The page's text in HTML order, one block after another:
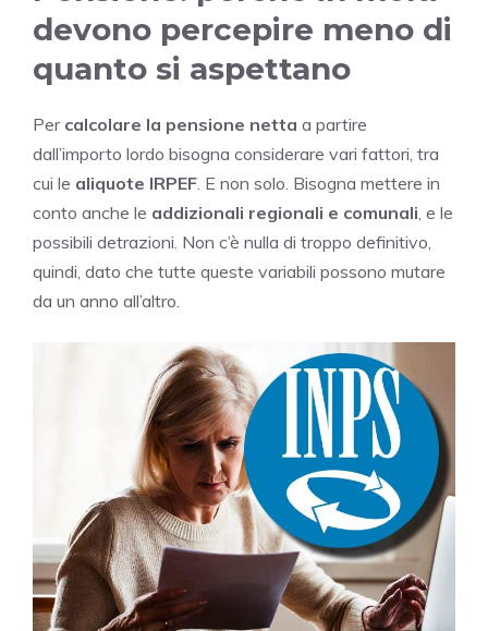
devono percepire meno di
quanto si aspettano
Per calcolare la pensione netta a partire
dall’importo lordo bisogna considerare vari fattori, tra
cui le aliquote IRPEF . E non solo. Bisogna mettere in
conto anche le addizionali regionali e comunali , e le
possibili detrazioni. Non c’è nulla di troppo definitivo,
quindi, dato che tutte queste variabili possono mutare
da un anno all’altro.